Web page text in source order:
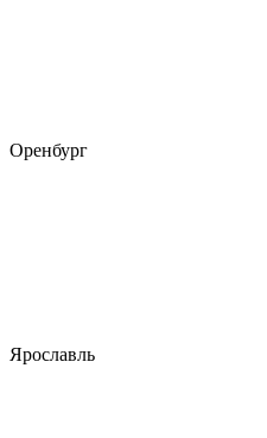
Оренбург
Ярославль